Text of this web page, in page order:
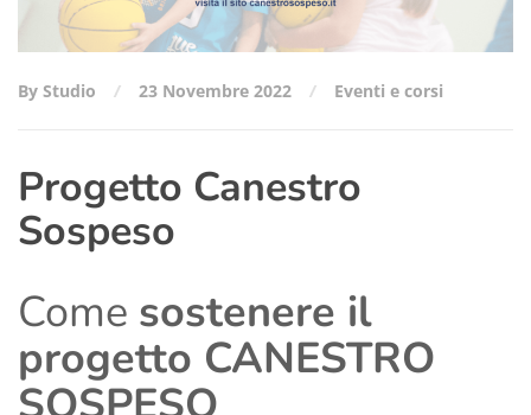
By Studio 23 Novembre 2022 Eventi e corsi
Progetto Canestro
Sospeso
Come sostenere il
progetto CANESTRO